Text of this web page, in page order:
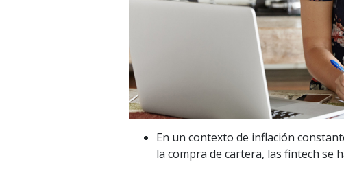
En un contexto de inflación
la compra de cartera, las fintech se